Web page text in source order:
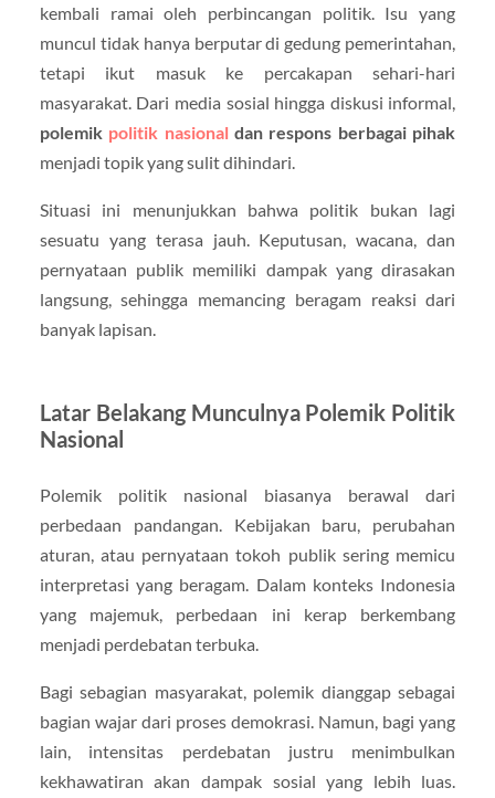
kembali ramai oleh perbincangan politik. Isu yang
muncul tidak hanya berputar di gedung pemerintahan,
tetapi ikut masuk ke percakapan sehari-hari
masyarakat. Dari media sosial hingga diskusi informal,
polemik politik nasional dan respons berbagai pihak
menjadi topik yang sulit dihindari.
Situasi ini menunjukkan bahwa politik bukan lagi
sesuatu yang terasa jauh. Keputusan, wacana, dan
pernyataan publik memiliki dampak yang dirasakan
langsung, sehingga memancing beragam reaksi dari
banyak lapisan.
Latar Belakang Munculnya Polemik Politik
Nasional
Polemik politik nasional biasanya berawal dari
perbedaan pandangan. Kebijakan baru, perubahan
aturan, atau pernyataan tokoh publik sering memicu
interpretasi yang beragam. Dalam konteks Indonesia
yang majemuk, perbedaan ini kerap berkembang
menjadi perdebatan terbuka.
Bagi sebagian masyarakat, polemik dianggap sebagai
bagian wajar dari proses demokrasi. Namun, bagi yang
lain, intensitas perdebatan justru menimbulkan
kekhawatiran akan dampak sosial yang lebih luas.